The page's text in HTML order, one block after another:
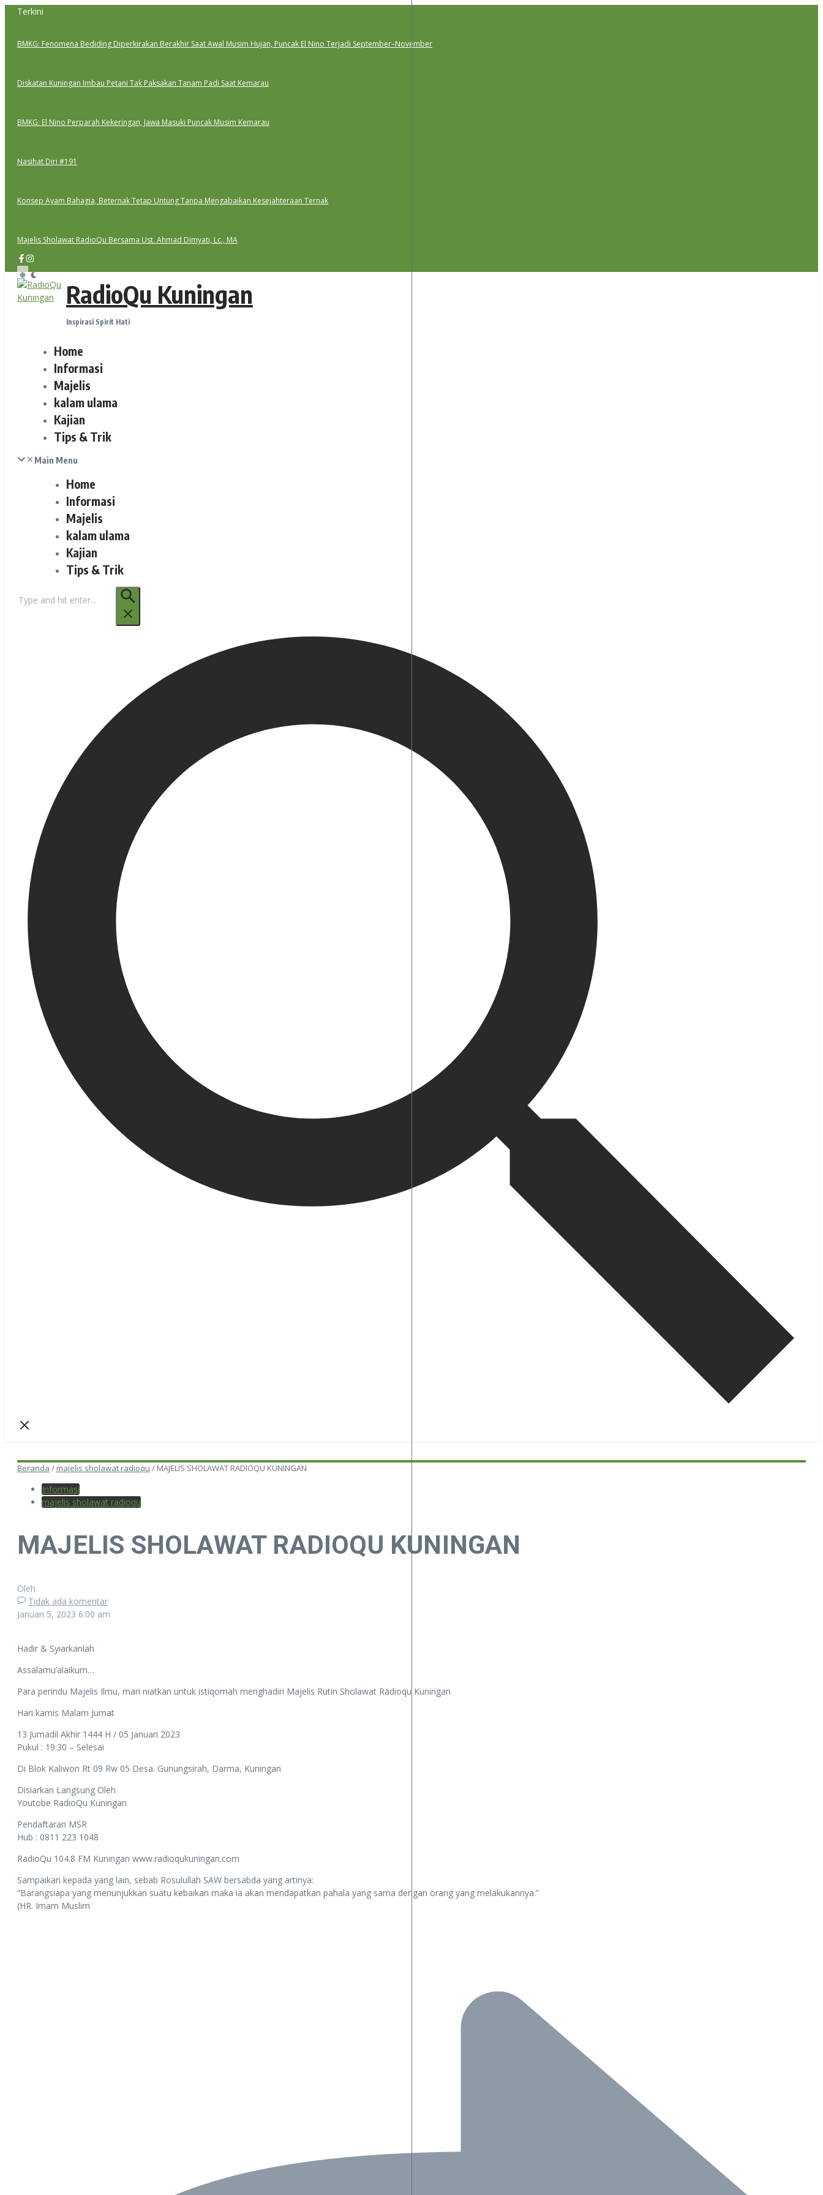
Lewati
Terkini
BMKG: Fenomena Bediding Diperkirakan Berakhir Saat Awal Musim Hujan, Puncak El Nino Terjadi September–November
Diskatan Kuningan Imbau Petani Tak Paksakan Tanam Padi Saat Kemarau
BMKG: El Nino Perparah Kekeringan, Jawa Masuki Puncak Musim Kemarau
Nasihat Diri #191
Konsep Ayam Bahagia, Beternak Tetap Untung Tanpa Mengabaikan Kesejahteraan Ternak
Majelis Sholawat RadioQu Bersama Ust. Ahmad Dimyati, Lc., MA
RadioQu Kuningan
Inspirasi Spirit Hati
Home
Informasi
Majelis
kalam ulama
Kajian
Tips & Trik
Main Menu
Home
Informasi
Majelis
kalam ulama
Kajian
Tips & Trik
untuk:
Beranda / majelis sholawat radioqu / MAJELIS SHOLAWAT RADIOQU KUNINGAN
Informasi
majelis sholawat radioqu
MAJELIS SHOLAWAT RADIOQU KUNINGAN
Oleh
Tidak ada komentar
Januari 5, 2023 6:00 am
Hadir & Syiarkanlah
Assalamu’alaikum…
Para perindu Majelis Ilmu, mari niatkan untuk istiqomah menghadiri Majelis Rutin Sholawat Radioqu Kuningan
Hari kamis Malam Jumat
13 Jumadil Akhir 1444 H / 05 Januari 2023
Pukul : 19:30 – Selesai
Di Blok Kaliwon Rt 09 Rw 05 Desa. Gunungsirah, Darma, Kuningan
Disiarkan Langsung Oleh
Youtobe RadioQu Kuningan
Pendaftaran MSR
Hub : 0811 223 1048
RadioQu 104.8 FM Kuningan www.radioqukuningan.com
Sampaikan kepada yang lain, sebab Rosulullah SAW bersabda yang artinya:
“Barangsiapa yang menunjukkan suatu kebaikan maka ia akan mendapatkan pahala yang sama dengan orang yang melakukannya.”
(HR. Imam Muslim